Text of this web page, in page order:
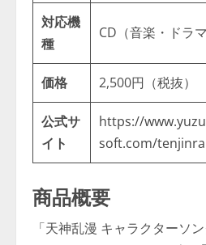
対応機
種
CD（音楽・ドラマ
価格 2,500円（税抜）
公式サ
イト
https://
soft.com/
商品概要
「天神乱漫 キャラクターソ